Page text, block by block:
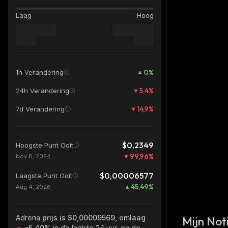
Laag Hoog
1h Verandering 0%
24h Verandering 5,4%
7d Verandering 14,9%
Hoogste Punt Ooit $0,2349
Nov 8, 2024 99,96%
Laagste Punt Ooit $0,00006577
Aug 4, 2026 45,49%
Adrena prijs is $0,00009569, omlaag
Mijn